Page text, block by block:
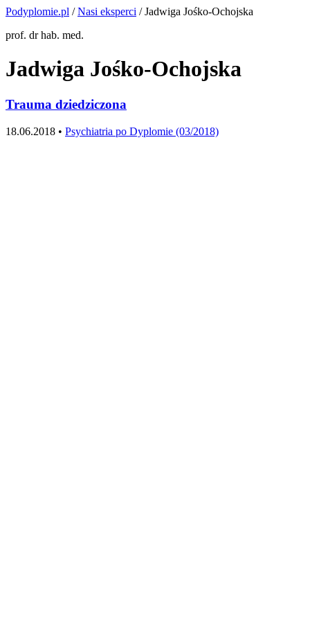
Podyplomie.pl /Nasi eksperci / Jadwiga Jośko-Ochojska
prof. dr hab. med.
Jadwiga Jośko-Ochojska
Trauma dziedziczona
18.06.2018 • Psychiatria po Dyplomie (03/2018)